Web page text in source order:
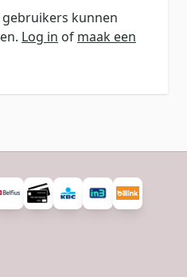
kunnen
Log in of maak een